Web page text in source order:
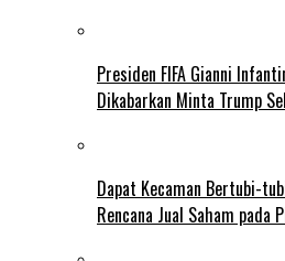
Presiden FIFA Gianni
Dikabarkan Minta Trump
Dapat Kecaman Bertubi-
Rencana Jual Saham pada